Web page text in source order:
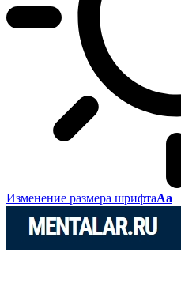
Изменение размера шрифтаАа